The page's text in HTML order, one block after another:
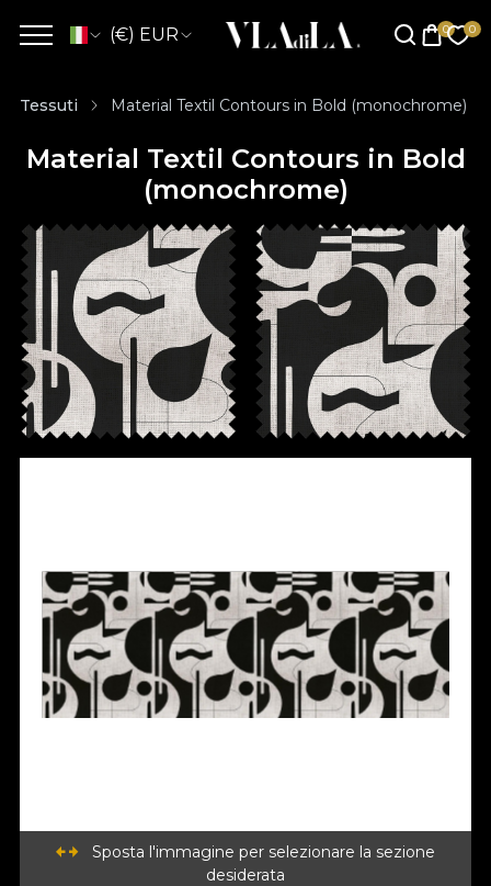
(€) EUR
Tessuti Material Textil Contours in Bold (monochrome)
Material Textil Contours in Bold
(monochrome)
Sposta l'immagine per selezionare la sezione
desiderata